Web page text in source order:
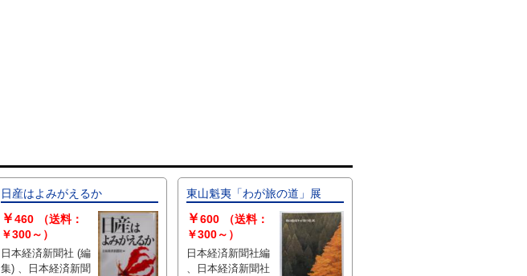
日産はよみがえるか
￥460
（送料：
￥300～）
日本経済新聞社 (編
集) 、日本経済新聞
東山魁夷「わが旅の道」展
￥600
（送料：
￥300～）
日本経済新聞社編
、日本経済新聞社